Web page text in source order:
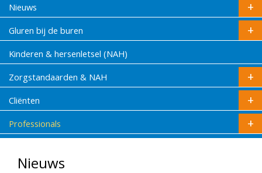
Nieuws
Gluren bij de buren
Kinderen & hersenletsel (NAH)
Zorgstandaarden & NAH
Cliënten
Professionals
Nieuws